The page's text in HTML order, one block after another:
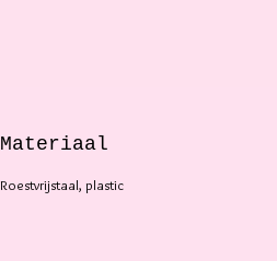
Materiaal
Roestvrijstaal, plastic